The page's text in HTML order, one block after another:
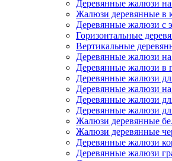
Деревянные жалюзи
Жалюзи деревянные в
Деревянные жалюзи с
Горизонтальные
Вертикальные
Деревянные жалюзи на
Деревянные жалюзи в
Деревянные жалюзи
Деревянные жалюзи
Деревянные жалюзи
Деревянные жалюзи
Жалюзи деревянные
Жалюзи деревянные
Деревянные жалюзи
Деревянные жалюзи